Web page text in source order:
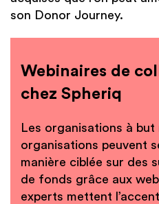
son Donor Journey.
Webinaires de
chez Spheriq
Les organisations à
organisations peuvent
manière ciblée sur des
de fonds grâce aux
experts mettent